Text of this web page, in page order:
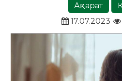
Ақпарат
17.07.2023